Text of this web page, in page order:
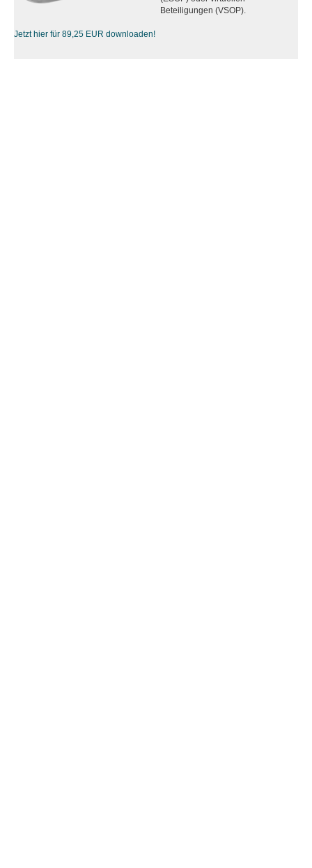
Beteiligungen (VSOP).
Jetzt hier für 89,25 EUR downloaden!